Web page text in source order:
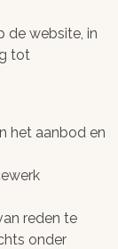
de website, in
tot
het aanbod en
reden te
onder